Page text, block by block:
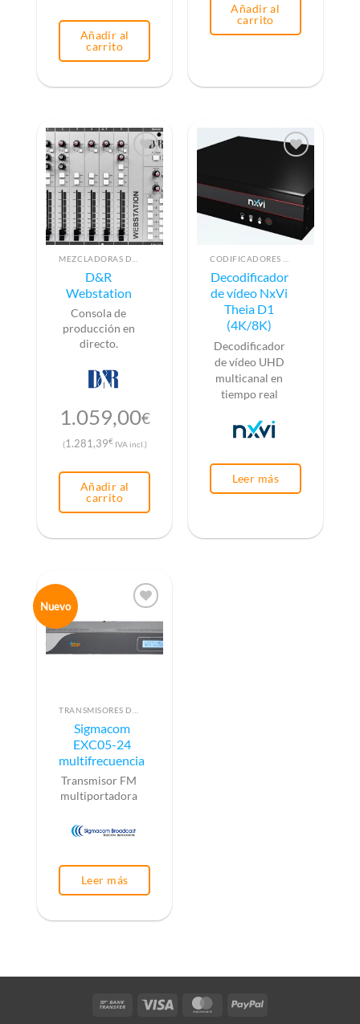
Añadir al
carrito
Añadir al
carrito
D&R
Webstation
Consola de
producción en
directo.
1.059,00€
(1.281,39€IVA incl.)
Añadir al
carrito
Decodificador
de vídeo NxVi
Theia D1
(4K/8K)
Decodificador
de vídeo UHD
multicanal en
tiempo real
Leer más
Nuevo
Sigmacom
EXC05-24
multifrecuencia
Transmisor FM
multiportadora
Leer más
Bank
Visa MasterCardPayPal